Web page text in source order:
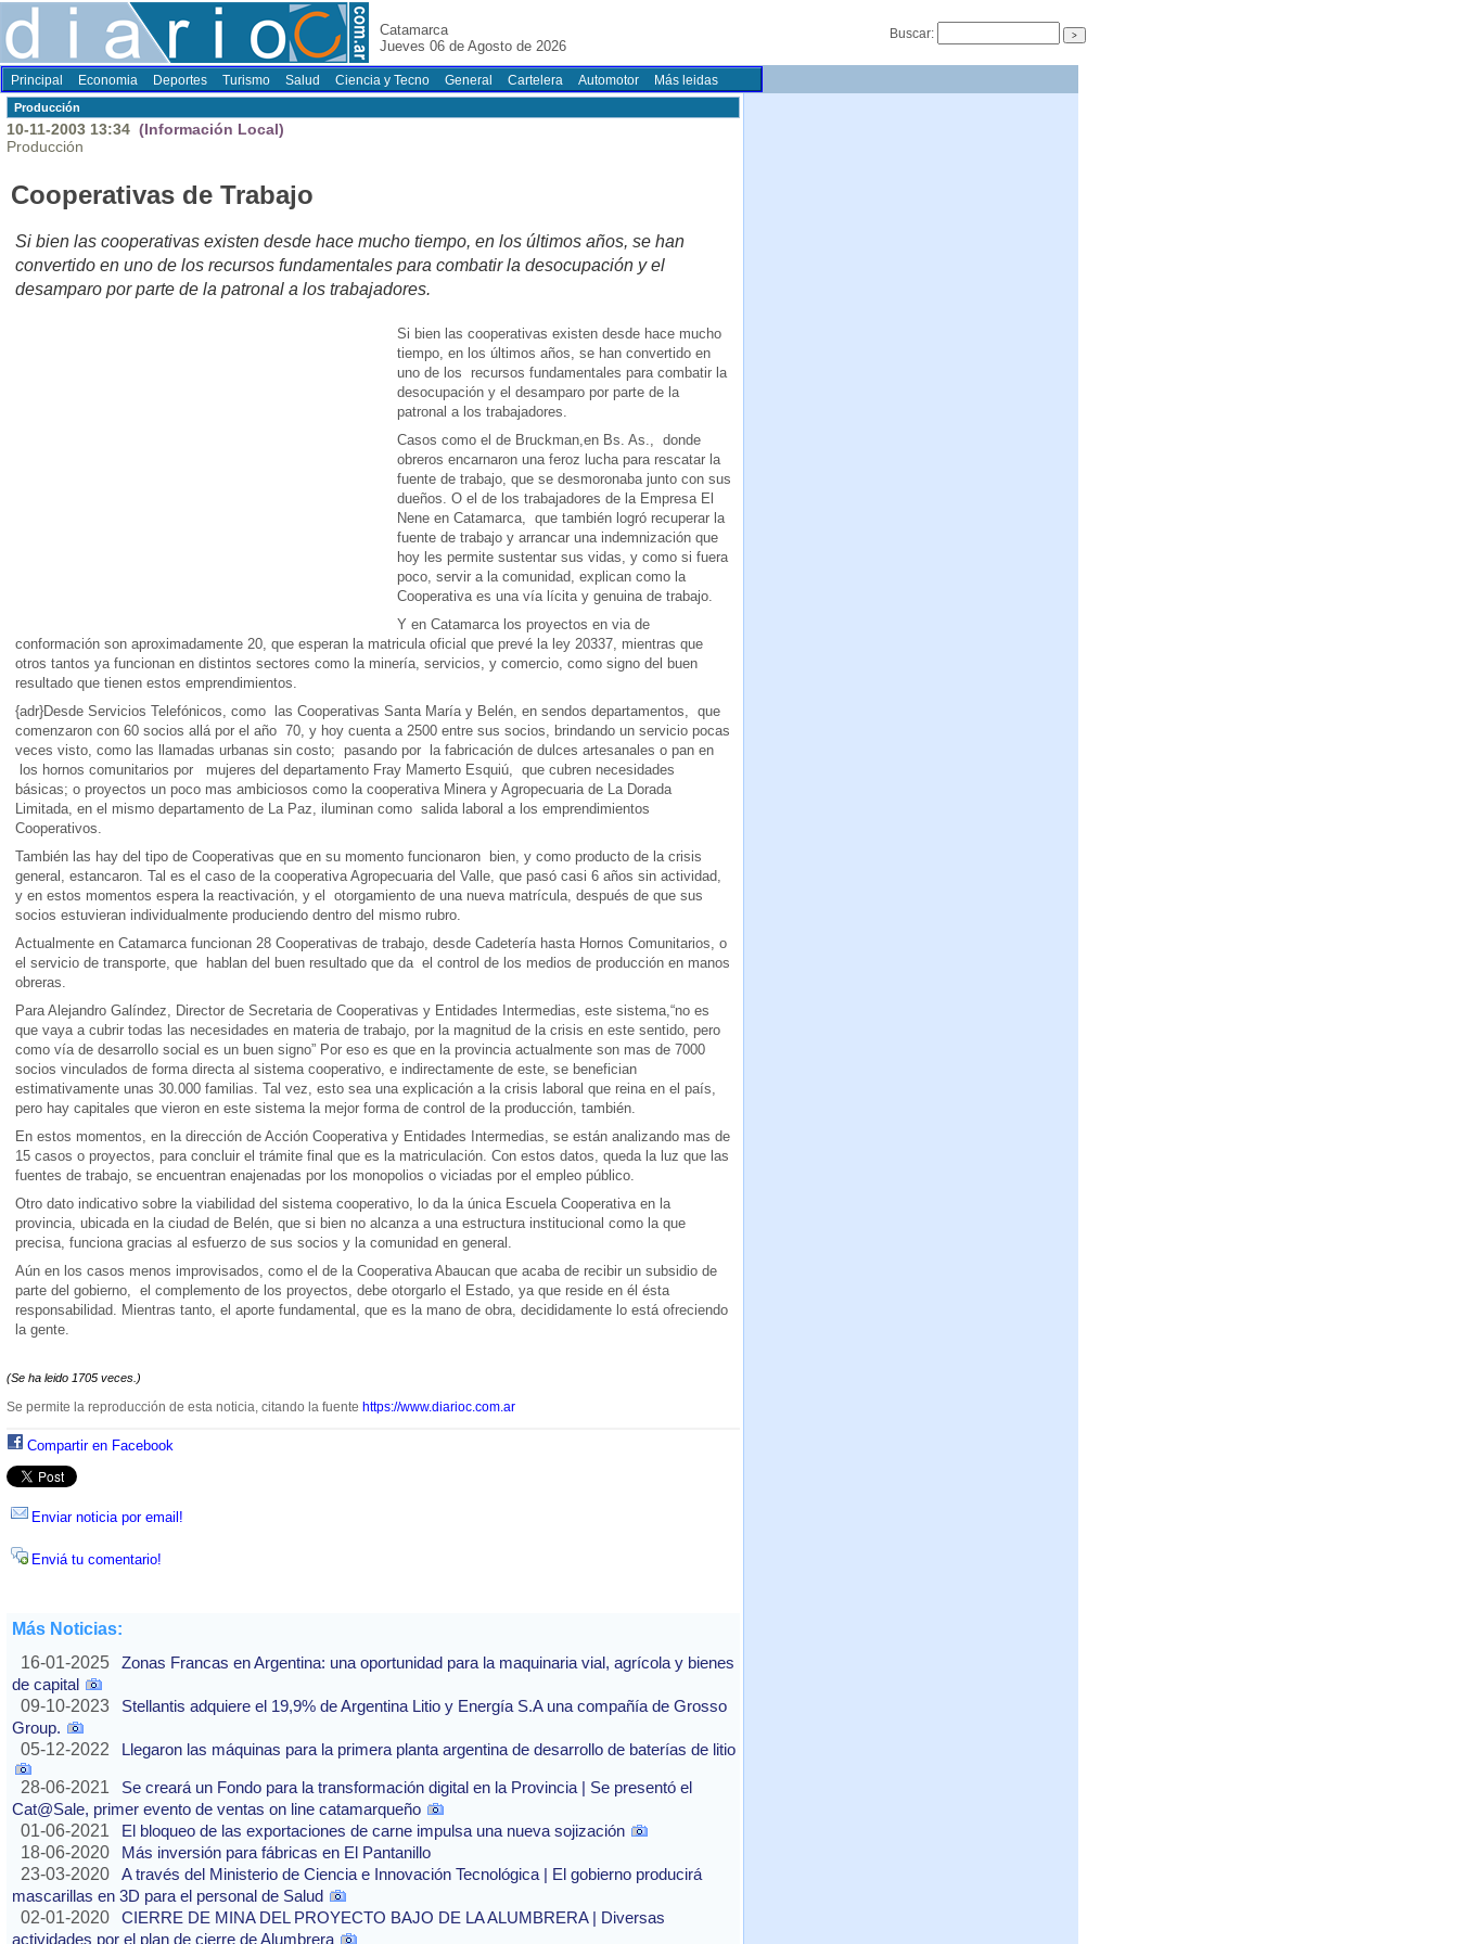
Catamarca
Jueves 06 de Agosto de 2026
Buscar:
Principal Economia Deportes Turismo Salud Ciencia y Tecno General Cartelera Automotor Más leidas
Producción
10-11-2003 13:34 (Información Local)
Producción
Cooperativas de Trabajo
Si bien las cooperativas existen desde hace mucho tiempo, en los últimos años, se han
convertido en uno de los recursos fundamentales para combatir la desocupación y el
desamparo por parte de la patronal a los trabajadores.
Si bien las cooperativas existen desde hace mucho
tiempo, en los últimos años, se han convertido en
uno de los recursos fundamentales para combatir la
desocupación y el desamparo por parte de la
patronal a los trabajadores.
Casos como el de Bruckman,en Bs. As., donde
obreros encarnaron una feroz lucha para rescatar la
fuente de trabajo, que se desmoronaba junto con sus
dueños. O el de los trabajadores de la Empresa El
Nene en Catamarca, que también logró recuperar la
fuente de trabajo y arrancar una indemnización que
hoy les permite sustentar sus vidas, y como si fuera
poco, servir a la comunidad, explican como la
Cooperativa es una vía lícita y genuina de trabajo.
Y en Catamarca los proyectos en via de
conformación son aproximadamente 20, que esperan la matricula oficial que prevé la ley 20337, mientras que
otros tantos ya funcionan en distintos sectores como la minería, servicios, y comercio, como signo del buen
resultado que tienen estos emprendimientos.
{adr}Desde Servicios Telefónicos, como
las Cooperativas Santa María y Belén, en sendos departamentos, que
comenzaron con 60 socios allá por el año 70, y hoy cuenta a 2500 entre sus socios, brindando un servicio pocas
veces visto, como las llamadas urbanas sin costo; pasando por
la fabricación de dulces artesanales o pan en
los hornos comunitarios por
mujeres del departamento Fray Mamerto Esquiú, que cubren necesidades
básicas; o proyectos un poco mas ambiciosos como la cooperativa Minera y Agropecuaria de La Dorada
Limitada, en el mismo departamento de La Paz, iluminan como salida laboral a los emprendimientos
Cooperativos.
También las hay del tipo de Cooperativas que en su momento funcionaron
bien, y como producto de la crisis
general, estancaron. Tal es el caso de la cooperativa Agropecuaria del Valle, que pasó casi 6 años sin actividad,
y en estos momentos espera la reactivación, y el
otorgamiento de una nueva matrícula, después de que sus
socios estuvieran individualmente produciendo dentro del mismo rubro.
Actualmente en Catamarca funcionan 28 Cooperativas de trabajo, desde Cadetería hasta Hornos Comunitarios, o
el servicio de transporte, que
hablan del buen resultado que da el control de los medios de producción en manos
obreras.
Para Alejandro Galíndez, Director de Secretaria de Cooperativas y Entidades Intermedias, este sistema,“no es
que vaya a cubrir todas las necesidades en materia de trabajo, por la magnitud de la crisis en este sentido, pero
como vía de desarrollo social es un buen signo” Por eso es que en la provincia actualmente son mas de 7000
socios vinculados de forma directa al sistema cooperativo, e indirectamente de este, se benefician
estimativamente unas 30.000 familias. Tal vez, esto sea una explicación a la crisis laboral que reina en el país,
pero hay capitales que vieron en este sistema la mejor forma de control de la producción, también.
En estos momentos, en la dirección de Acción Cooperativa y Entidades Intermedias, se están analizando mas de
15 casos o proyectos, para concluir el trámite final que es la matriculación. Con estos datos, queda la luz que las
fuentes de trabajo, se encuentran enajenadas por los monopolios o viciadas por el empleo público.
Otro dato indicativo sobre la viabilidad del sistema cooperativo, lo da la única Escuela Cooperativa en la
provincia, ubicada en la ciudad de Belén, que si bien no alcanza a una estructura institucional como la que
precisa, funciona gracias al esfuerzo de sus socios y la comunidad en general.
Aún en los casos menos improvisados, como el de la Cooperativa Abaucan que acaba de recibir un subsidio de
parte del gobierno, el complemento de los proyectos, debe otorgarlo el Estado, ya que reside en él ésta
responsabilidad. Mientras tanto, el aporte fundamental, que es la mano de obra, decididamente lo está ofreciendo
la gente.
(Se ha leido 1705 veces.)
Se permite la reproducción de esta noticia, citando la fuente https://www.diarioc.com.ar
Compartir en Facebook
Enviar noticia por email!
Enviá tu comentario!
Más Noticias:
16-01-2025
Zonas Francas en Argentina: una oportunidad para la maquinaria vial, agrícola y bienes
de capital
09-10-2023
Stellantis adquiere el 19,9% de Argentina Litio y Energía S.A una compañía de Grosso
Group.
05-12-2022
Llegaron las máquinas para la primera planta argentina de desarrollo de baterías de litio
28-06-2021
Se creará un Fondo para la transformación digital en la Provincia | Se presentó el
Cat@Sale, primer evento de ventas on line catamarqueño
01-06-2021
El bloqueo de las exportaciones de carne impulsa una nueva sojización
18-06-2020
Más inversión para fábricas en El Pantanillo
23-03-2020
A través del Ministerio de Ciencia e Innovación Tecnológica | El gobierno producirá
mascarillas en 3D para el personal de Salud
02-01-2020
CIERRE DE MINA DEL PROYECTO BAJO DE LA ALUMBRERA | Diversas
actividades por el plan de cierre de Alumbrera